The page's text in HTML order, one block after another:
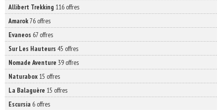
Allibert Trekking 116 offres
Amarok76 offres
Evaneos 67 offres
Sur Les Hauteurs 45 offres
Nomade Aventure 39 offres
Naturabox 15 offres
La Balaguère 15 offres
Escursia 6 offres